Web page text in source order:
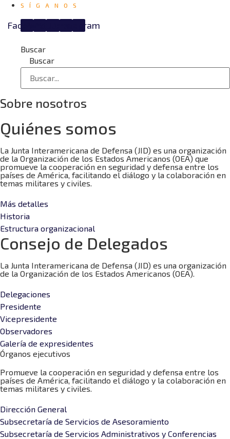
SÍGANOS
Facebook Instagram
Buscar
Buscar
Sobre nosotros
Quiénes somos
La Junta Interamericana de Defensa (JID) es una organización
de la Organización de los Estados Americanos (OEA) que
promueve la cooperación en seguridad y defensa entre los
países de América, facilitando el diálogo y la colaboración en
temas militares y civiles.
Más detalles
Historia
Estructura organizacional
Consejo de Delegados
La Junta Interamericana de Defensa (JID) es una organización
de la Organización de los Estados Americanos (OEA).
Delegaciones
Presidente
Vicepresidente
Observadores
Galería de expresidentes
Órganos ejecutivos
Promueve la cooperación en seguridad y defensa entre los
países de América, facilitando el diálogo y la colaboración en
temas militares y civiles.
Dirección General
Subsecretaría de Servicios de Asesoramiento
Subsecretaría de Servicios Administrativos y Conferencias